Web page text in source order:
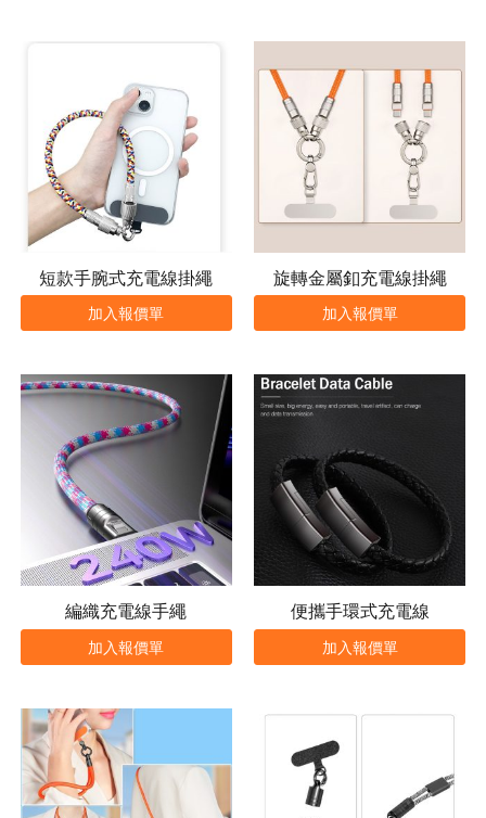
短款手腕式充電線掛繩
加入報價單
旋轉金屬釦充電線掛繩
加入報價單
編織充電線手繩
加入報價單
便攜手環式充電線
加入報價單